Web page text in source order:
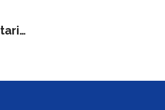
730 Precompilato – Scadenza trasmissione spese sanitarie primo semestre 2022